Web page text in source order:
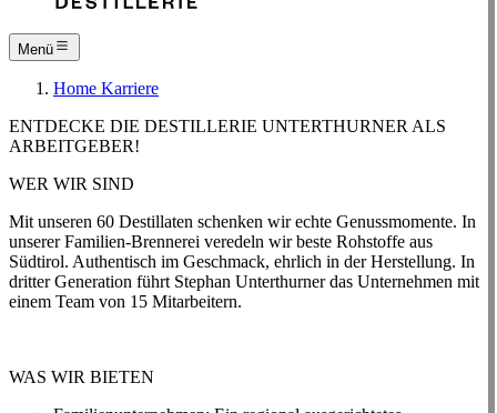
Menü
Home Karriere
ENTDECKE DIE DESTILLERIE UNTERTHURNER ALS
ARBEITGEBER!
WER WIR SIND
Mit unseren 60 Destillaten schenken wir echte Genussmomente. In
unserer Familien-Brennerei veredeln wir beste Rohstoffe aus
Südtirol. Authentisch im Geschmack, ehrlich in der Herstellung. In
dritter Generation führt Stephan Unterthurner das Unternehmen mit
einem Team von 15 Mitarbeitern.
WAS WIR BIETEN